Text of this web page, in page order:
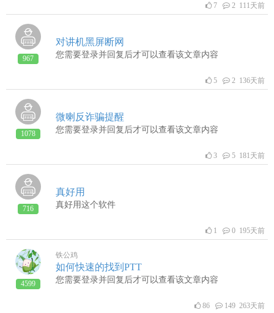
7 2 111天前
967
对讲机黑屏断网
您需要登录并回复后才可以查看该文章内容
5 2 136天前
1078
微喇反诈骗提醒
您需要登录并回复后才可以查看该文章内容
3 5 181天前
716
真好用
真好用这个软件
1 0 195天前
4599
铁公鸡
如何快速的找到PTT
您需要登录并回复后才可以查看该文章内容
86 149 263天前